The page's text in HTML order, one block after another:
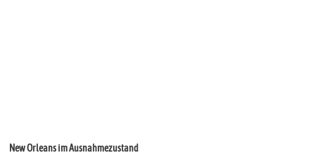
New Orleans im Ausnahmezustand